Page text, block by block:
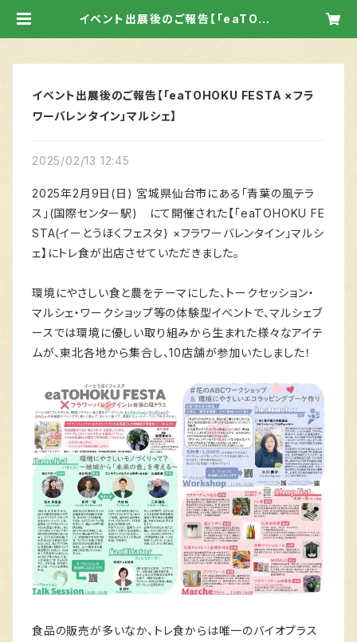
イベント出展後のご報告【「eaTOHO
イベント出展後のご報告【「eaTOHOKU FESTA ×フラ
ワーバレンタイン」マルシェ】
2025/02/13 12:45
2025年2月9日(日) 宮城県仙台市にある「青葉の風テラ
ス」(国際センター駅) にて開催された【「eaTOHOKU FE
STA(イーとうほくフェスタ) ×フラワーバレンタイン」マルシ
ェ】にトレ食が出店させていただきました。
環境にやさしい食と農をテーマにした、トークセッション・
マルシェ・ワークショップ等の体験型イベントで、マルシェブ
ースでは環境に優しい取り組みから生まれた様々なアイテ
ムが、東北各地から集合し、10店舗が参加いたしました！
食品の販売が多いなか、トレ食からは唯一のバイオプラス